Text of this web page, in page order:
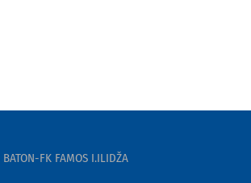
BATON-FK FAMOS I.ILIDŽA